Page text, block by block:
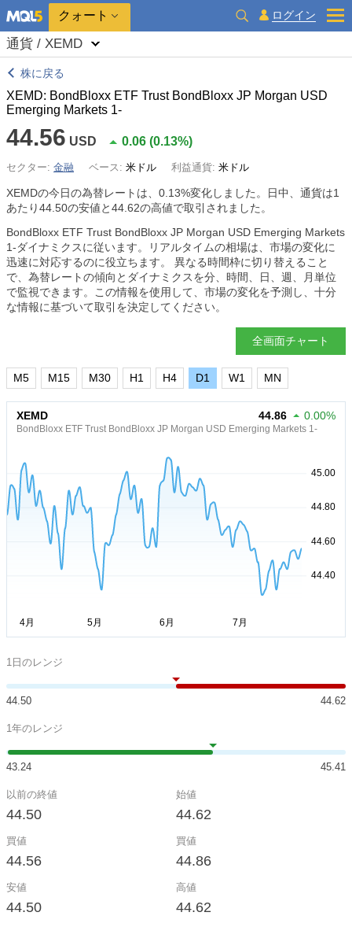
クォート ログイン
通貨 / XEMD
株に戻る
XEMD: BondBloxx ETF Trust BondBloxx JP Morgan USD
Emerging Markets 1-
44.56 USD 0.06 (0.13%)
セクター: 金融 ベース: 米ドル 利益通貨: 米ドル
XEMDの今日の為替レートは、 0.13%変化しました。日中、通貨は1
あたり44.50の安値と44.62の高値で取引されました。
BondBloxx ETF Trust BondBloxx JP Morgan USD Emerging Markets
1-ダイナミクスに従います。リアルタイムの相場は、市場の変化に
迅速に対応するのに役立ちます。 異なる時間枠に切り替えること
で、為替レートの傾向とダイナミクスを分、時間、日、週、月単位
で監視できます。この情報を使用して、市場の変化を予測し、十分
な情報に基づいて取引を決定してください。
全画面チャート
M5 M15 M30 H1 H4 D1 W1 MN
XEMD
BondBloxx ETF Trust BondBloxx JP Morgan USD Emerging Markets 1-
44.86 0.00%
1日のレンジ
44.50 44.62
1年のレンジ
43.24 45.41
以前の終値
44.50
始値
44.62
買値
44.56
買値
44.86
安値
44.50
高値
44.62